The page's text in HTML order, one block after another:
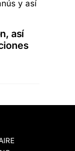
así